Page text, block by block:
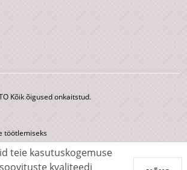
teie kasutuskogemuse
kvaliteedi
Kõik õigused onkaitstud.
töötlemiseks